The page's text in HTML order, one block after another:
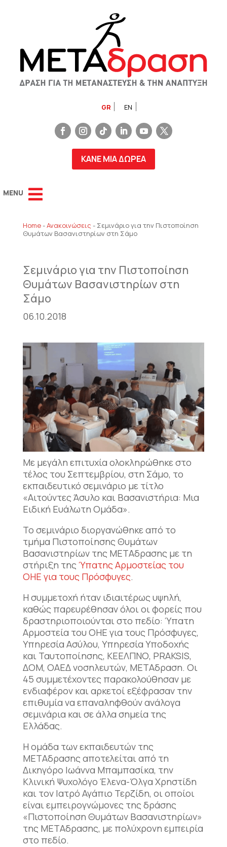
GR EN
ΚΑΝΕ ΜΙΑ ΔΩΡΕΑ
Home-Ανακοινώσεις - Σεμινάριο για την Πιστοποίηση
Θυμάτων Βασανιστηρίων στη Σάμο
Σεμινάριο για την Πιστοποίηση
Θυμάτων Βασανιστηρίων στη
Σάμο
06.10.2018
Με μεγάλη επιτυχία ολοκληρώθηκε στο
τέλος του Σεπτεμβρίου, στη Σάμο, το
εκπαιδευτικό σεμινάριο με τίτλο
«Αιτούντες Άσυλο και Βασανιστήρια: Μια
Ειδική Ευάλωτη Ομάδα».
Το σεμινάριο διοργανώθηκε από το
τμήμα Πιστοποίησης Θυμάτων
Βασανιστηρίων της ΜΕΤΑδρασης με τη
στήριξη της Ύπατης Αρμοστείας του
ΟΗΕ για τους Πρόσφυγες.
Η συμμετοχή ήταν ιδιαιτέρως υψηλή,
καθώς παρευρέθησαν όλοι οι φορείς που
δραστηριοποιούνται στο πεδίο: Ύπατη
Αρμοστεία του ΟΗΕ για τους Πρόσφυγες,
Υπηρεσία Ασύλου, Υπηρεσία Υποδοχής
και Ταυτοποίησης, ΚΕΕΛΠΝΟ, PRAKSIS,
ΔOM, ΟΑΕΔ νοσηλευτών, ΜΕΤΑδραση. Οι
45 συμμετέχοντες παρακολούθησαν με
ενδιαφέρον και αρκετοί εξέφρασαν την
επιθυμία να επαναληφθούν ανάλογα
σεμινάρια και σε άλλα σημεία της
Ελλάδας.
Η ομάδα των εκπαιδευτών της
ΜΕΤΑδρασης αποτελείται από τη
Δικηγόρο Ιωάννα Μπαμπασίκα, την
Κλινική Ψυχολόγο Έλενα-Όλγα Χρηστίδη
και τον Ιατρό Αγάπιο Τερζίδη, οι οποίοι
είναι εμπειρογνώμονες της δράσης
«Πιστοποίηση Θυμάτων Βασανιστηρίων»
της ΜΕΤΑδρασης, με πολύχρονη εμπειρία
στο πεδίο.